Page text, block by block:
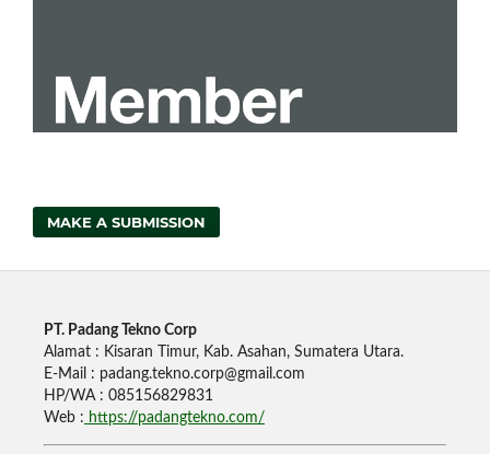
MAKE A SUBMISSION
PT. Padang Tekno Corp
Alamat : Kisaran Timur, Kab. Asahan, Sumatera Utara.
E-Mail : padang.tekno.corp@gmail.com
HP/WA : 085156829831
Web : https://padangtekno.com/